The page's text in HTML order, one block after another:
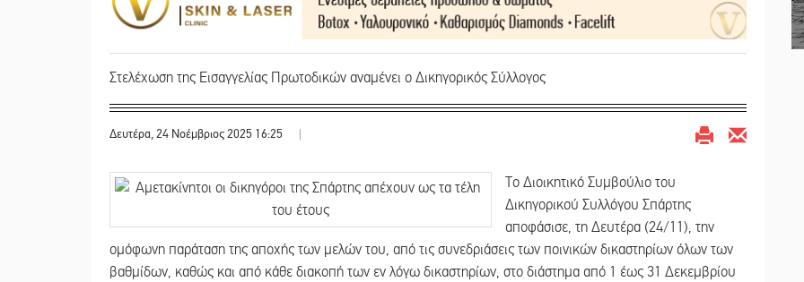
Στελέχωση της Εισαγγελίας Πρωτοδικών αναμένει ο Δικηγορικός Σύλλογος
Δευτέρα, 24 Νοέμβριος 2025 16:25 |
Το Διοικητικό Συμβούλιο του
Δικηγορικού Συλλόγου Σπάρτης
αποφάσισε, τη Δευτέρα (24/11), την
ομόφωνη παράταση της αποχής των μελών του, από τις συνεδριάσεις των ποινικών δικαστηρίων όλων των
βαθμίδων, καθώς και από κάθε διακοπή των εν λόγω δικαστηρίων, στο διάστημα από 1 έως 31 Δεκεμβρίου